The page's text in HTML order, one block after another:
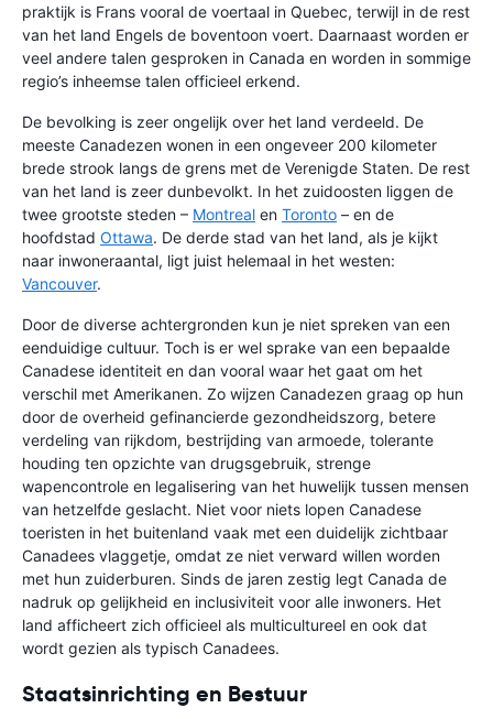
praktijk is Frans vooral de voertaal in Quebec, terwijl in de rest
van het land Engels de boventoon voert. Daarnaast worden er
veel andere talen gesproken in Canada en worden in sommige
regio’s inheemse talen officieel erkend.
De bevolking is zeer ongelijk over het land verdeeld. De
meeste Canadezen wonen in een ongeveer 200 kilometer
brede strook langs de grens met de Verenigde Staten. De rest
van het land is zeer dunbevolkt. In het zuidoosten liggen de
twee grootste steden – Montreal en Toronto – en de
hoofdstad Ottawa. De derde stad van het land, als je kijkt
naar inwoneraantal, ligt juist helemaal in het westen:
Vancouver.
Door de diverse achtergronden kun je niet spreken van een
eenduidige cultuur. Toch is er wel sprake van een bepaalde
Canadese identiteit en dan vooral waar het gaat om het
verschil met Amerikanen. Zo wijzen Canadezen graag op hun
door de overheid gefinancierde gezondheidszorg, betere
verdeling van rijkdom, bestrijding van armoede, tolerante
houding ten opzichte van drugsgebruik, strenge
wapencontrole en legalisering van het huwelijk tussen mensen
van hetzelfde geslacht. Niet voor niets lopen Canadese
toeristen in het buitenland vaak met een duidelijk zichtbaar
Canadees vlaggetje, omdat ze niet verward willen worden
met hun zuiderburen. Sinds de jaren zestig legt Canada de
nadruk op gelijkheid en inclusiviteit voor alle inwoners. Het
land afficheert zich officieel als multicultureel en ook dat
wordt gezien als typisch Canadees.
Staatsinrichting en Bestuur